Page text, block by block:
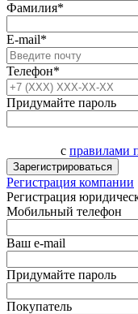
Фамилия*
E-mail*
Телефон*
Придумайте пароль
с правилами
Зарегистрироваться
Регистрация компании
Регистрация
Мобильный телефон
Ваш e-mail
Придумайте пароль
Покупатель